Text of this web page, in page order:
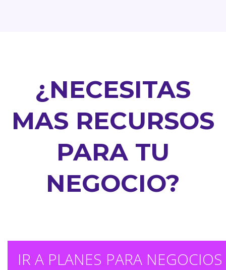
¿NECESITAS
MAS RECURSOS
PARA TU
NEGOCIO?
IR A PLANES PARA NEGOCIOS